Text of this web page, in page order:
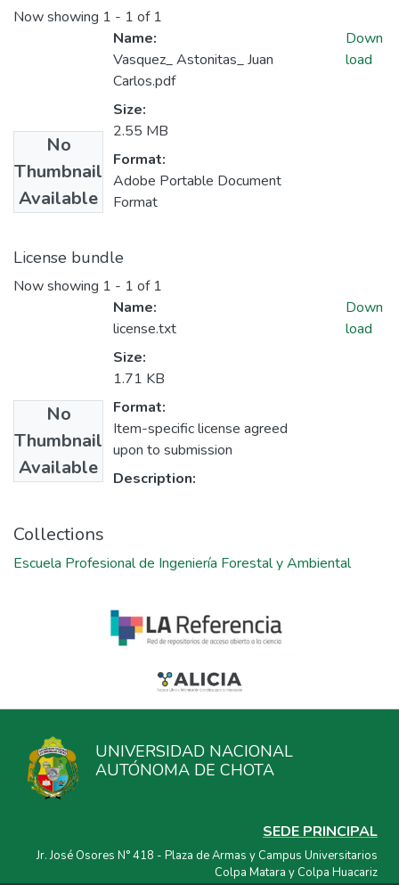
Now showing 1 - 1 of 1
No
Thumbnail
Available
Name:
Vasquez_ Astonitas_ Juan
Carlos.pdf
Size:
2.55 MB
Format:
Adobe Portable Document
Format
Down
load
License bundle
Now showing 1 - 1 of 1
No
Thumbnail
Available
Name:
license.txt
Size:
1.71 KB
Format:
Item-specific license agreed
upon to submission
Description:
Down
load
Collections
Escuela Profesional de Ingeniería Forestal y Ambiental
UNIVERSIDAD NACIONAL
AUTÓNOMA DE CHOTA
SEDE PRINCIPAL
Jr. José Osores N° 418 - Plaza de Armas y Campus Universitarios
Colpa Matara y Colpa Huacariz